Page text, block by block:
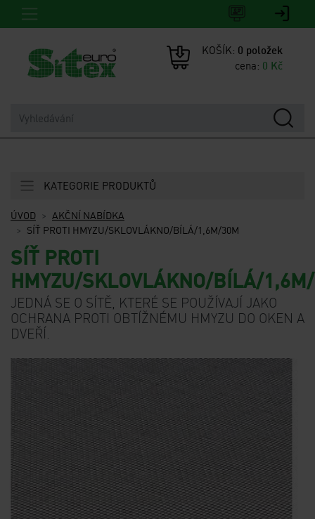
KOŠÍK: 0 položek
cena: 0 Kč
ÚVOD
AKČNÍ NABÍDKA
SÍŤ PROTI HMYZU/SKLOVLÁKNO/BÍLÁ/1,6M/30M
SÍŤ PROTI
HMYZU/SKLOVLÁKNO/BÍLÁ/
JEDNÁ SE O SÍTĚ, KTERÉ SE POUŽÍVAJÍ JAKO
OCHRANA PROTI OBTÍŽNÉMU HMYZU DO OKEN A
DVEŘÍ.
KATEGORIE PRODUKTŮ